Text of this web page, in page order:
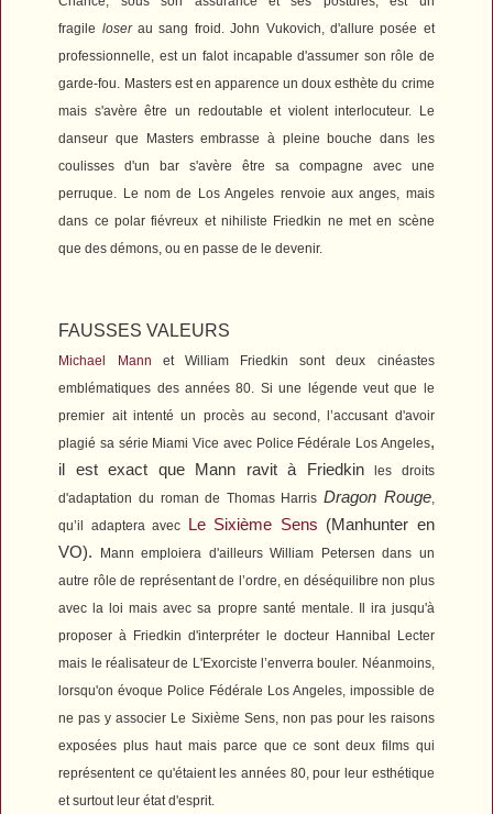
fragile loserau sang froid. John Vukovich, d'allure posée et
professionnelle, est un falot incapable d'assumer son rôle de
garde-fou. Masters est en apparence un doux esthète du crime
mais s'avère être un redoutable et violent interlocuteur. Le
danseur que Masters embrasse à pleine bouche dans les
coulisses d'un bar s'avère être sa compagne avec une
perruque. Le nom de Los Angeles renvoie aux anges, mais
dans ce polar fiévreux et nihiliste Friedkin ne met en scène
que des démons, ou en passe de le devenir.
FAUSSES VALEURS
Michael Mann et William Friedkin sont deux cinéastes
emblématiques des années 80. Si une légende veut que le
premier ait intenté un procès au second, l’accusant d'avoir
plagié sa série Miami Vice avec Police Fédérale Los Angeles,
il est exact que Mann ravit à Friedkin les droits
d'adaptation du roman de Thomas HarrisDragon Rouge,
qu’il adaptera avec Le Sixième Sens (Manhunter en
VO). Mann emploiera d'ailleurs William Petersen dans un
autre rôle de représentant de l’ordre, en déséquilibre non plus
avec la loi mais avec sa propre santé mentale. Il ira jusqu'à
proposer à Friedkin d'interpréter le docteur Hannibal Lecter
mais le réalisateur de L'Exorciste l’enverra bouler. Néanmoins,
lorsqu'on évoque Police Fédérale Los Angeles, impossible de
ne pas y associer Le Sixième Sens, non pas pour les raisons
exposées plus haut mais parce que ce sont deux films qui
représentent ce qu'étaient les années 80, pour leur esthétique
et surtout leur état d'esprit.